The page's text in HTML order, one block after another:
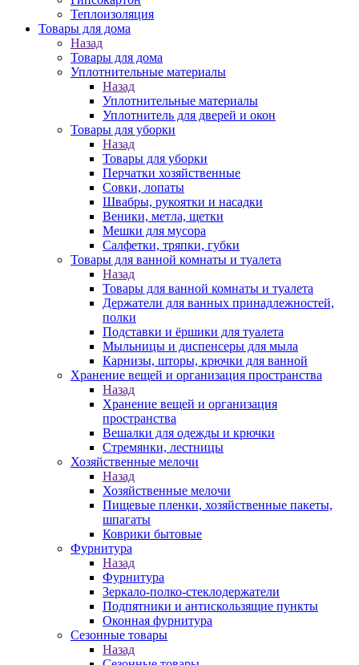
Теплоизоляция
Товары для дома
Назад
Товары для дома
Уплотнительные материалы
Назад
Уплотнительные материалы
Уплотнитель для дверей и окон
Товары для уборки
Назад
Товары для уборки
Перчатки хозяйственные
Совки, лопаты
Швабры, рукоятки и насадки
Веники, метла, щетки
Мешки для мусора
Салфетки, тряпки, губки
Товары для ванной комнаты и туалета
Назад
Товары для ванной комнаты и туалета
Держатели для ванных принадлежностей,
полки
Подставки и ёршики для туалета
Мыльницы и диспенсеры для мыла
Карнизы, шторы, крючки для ванной
Хранение вещей и организация пространства
Назад
Хранение вещей и организация
пространства
Вешалки для одежды и крючки
Стремянки, лестницы
Хозяйственные мелочи
Назад
Хозяйственные мелочи
Пищевые пленки, хозяйственные пакеты,
шпагаты
Коврики бытовые
Фурнитура
Назад
Фурнитура
Зеркало-полко-стеклодержатели
Подпятники и антискользящие пункты
Оконная фурнитура
Сезонные товары
Назад